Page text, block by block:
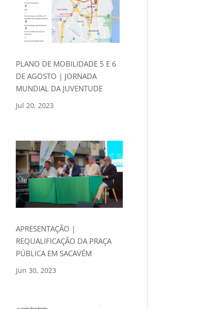
PLANO DE MOBILIDADE 5 E 6
DE AGOSTO | JORNADA
MUNDIAL DA JUVENTUDE
Jul 20, 2023
APRESENTAÇÃO |
REQUALIFICAÇÃO DA PRAÇA
PÚBLICA EM SACAVÉM
Jun 30, 2023